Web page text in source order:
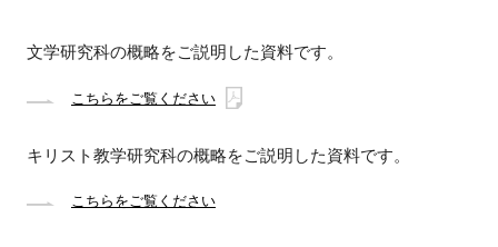
文学研究科の概略をご説明した資料です。
こちらをご覧ください
キリスト教学研究科の概略をご説明した資料です。
こちらをご覧ください